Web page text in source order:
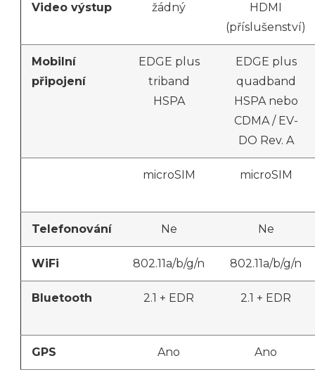
Video výstup žádný
HDMI
(příslušenství)
Mobilní
připojení
EDGE plus
triband
HSPA
EDGE plus
quadband
HSPA nebo
CDMA / EV-
DO Rev. A
microSIM microSIM
Telefonování Ne Ne
WiFi 802.11a/b/g/n 802.11a/b/g/n
Bluetooth 2.1 + EDR 2.1 + EDR
GPS Ano Ano